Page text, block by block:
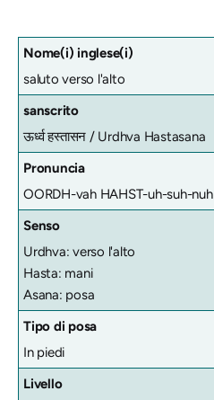
Nome(i) inglese(i)
saluto verso l'alto
sanscrito
ऊर्ध्व हस्तासन / Urdhva Hastasana
Pronuncia
OORDH-vah HAHST-uh-suh-nuh
Senso
Urdhva: verso l'alto
Hasta: mani
Asana: posa
Tipo di posa
In piedi
Livello